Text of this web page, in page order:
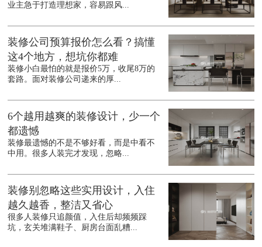
业主急于打造理想家，容易跟风...
装修公司预算报价怎么看？搞懂
这4个地方，想坑你都难
装修小白最怕的就是报价5万，收尾8万的
套路。面对装修公司递来的厚...
6个越用越爽的装修设计，少一个
都遗憾
装修最遗憾的不是不够好看，而是中看不
中用。很多人装完才发现，忽略...
装修别忽略这些实用设计，入住
越久越香，整洁又省心
很多人装修只追颜值，入住后却频频踩
坑，玄关堆满鞋子、厨房台面乱糟...